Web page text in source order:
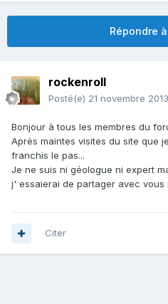
Répondre
rockenroll
Posté(e) 21 novembre 2013
Bonjour à tous les membres du
Après maintes visites du site que
franchis le pas...
Je ne suis ni géologue ni expert
j' essaierai de partager avec vous
Citer